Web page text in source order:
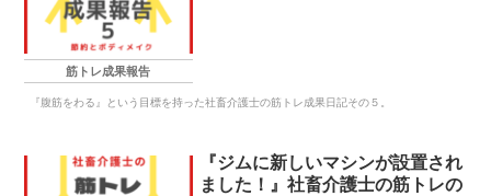
筋トレ成果報告
『腹筋をわる』という目標を持った社畜介護士の筋トレ成果日記その５。
『ジムに新しいマシンが設置され
ました！』社畜介護士の筋トレの